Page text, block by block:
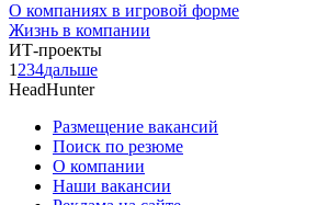
О компаниях в игровой форме
Жизнь в компании
ИТ-проекты
1 234дальше
HeadHunter
Размещение вакансий
Поиск по резюме
О компании
Наши вакансии